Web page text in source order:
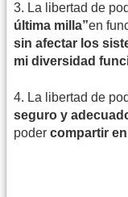
3. La libertad de
última milla”en
sin afectar los
mi diversidad
4. La libertad de
seguro y
poder compartir